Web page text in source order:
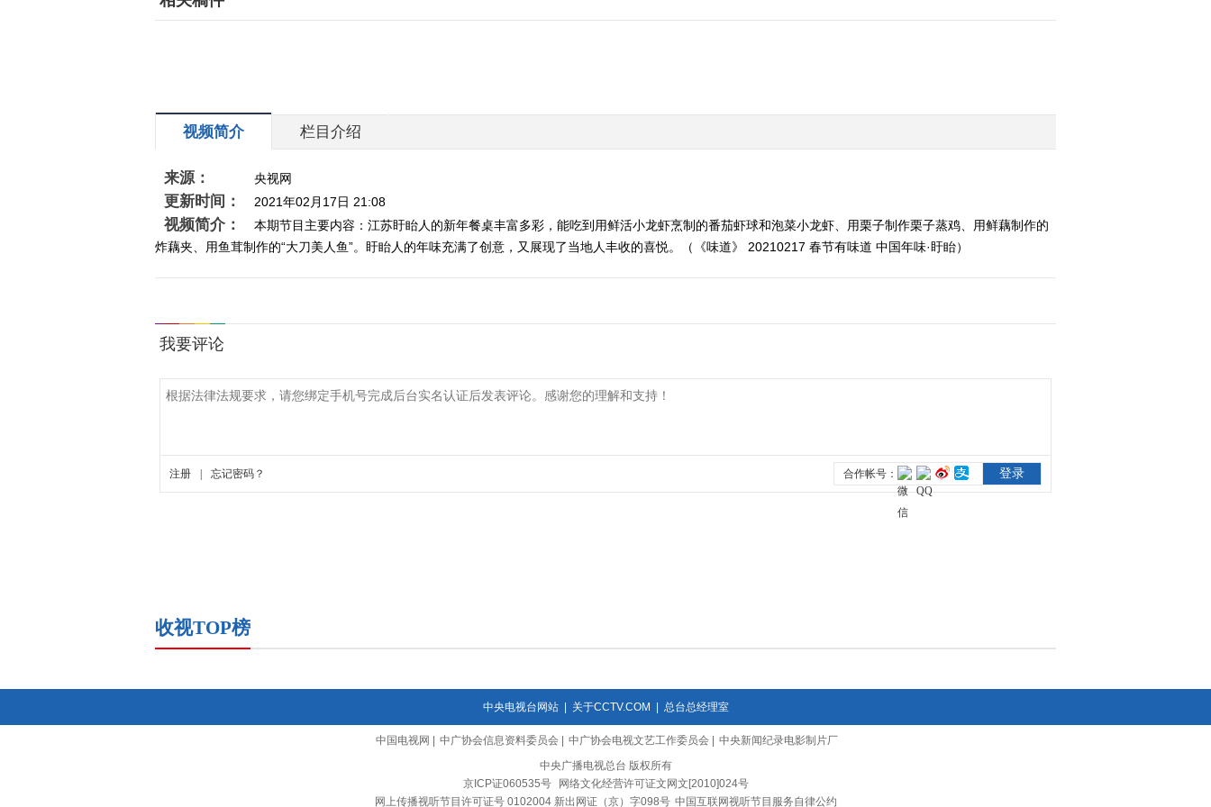
视频简介 栏目介绍
来源： 央视网
更新时间： 2021年02月17日 21:08
视频简介：
本期节目主要内容：江苏盱眙人的新年餐桌丰富多彩，能吃到用鲜活小龙虾烹制的番茄虾球和泡菜小龙虾、用栗子制作栗子蒸鸡、用鲜藕制作的
炸藕夹、用鱼茸制作的“大刀美人鱼”。盱眙人的年味充满了创意，又展现了当地人丰收的喜悦。（《味道》 20210217 春节有味道 中国年味·盱眙）
收视TOP榜
中央电视台网站| 关于CCTV.COM 总台总经理室
中国电视网 中广协会信息资料委员会 中广协会电视文艺工作委员会
中央新闻纪录电影制片厂
中央广播电视总台 版权所有
京ICP证060535号
网络文化经营许可证文网文[2010]024号
网上传播视听节目许可证号 0102004 新出网证（京）字098号 中国互联网视听节目服务自律公约